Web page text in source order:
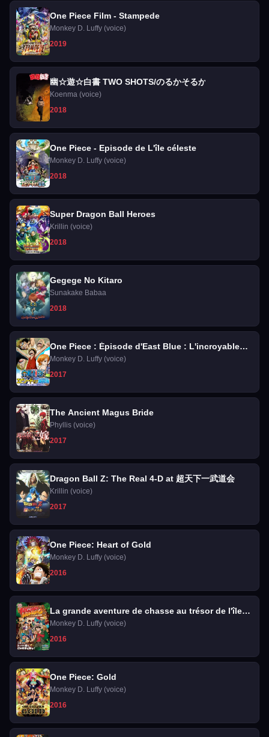
One Piece Film - Stampede
Monkey D. Luffy (voice)
2019
幽☆遊☆白書 TWO SHOTS/のるかそるか
Koenma (voice)
2018
One Piece - Episode de L'île céleste
Monkey D. Luffy (voice)
2018
Super Dragon Ball Heroes
Krillin (voice)
2018
Gegege No Kitaro
Sunakake Babaa
2018
One Piece : Épisode d'East Blue : L'incroyable
aventure de Luffy et de ses quatre nakama
Monkey D. Luffy (voice)
2017
The Ancient Magus Bride
Phyllis (voice)
2017
Dragon Ball Z: The Real 4-D at 超天下一武道会
Krillin (voice)
2017
One Piece: Heart of Gold
Monkey D. Luffy (voice)
2016
La grande aventure de chasse au trésor de l'île
de Tongari
Monkey D. Luffy (voice)
2016
One Piece: Gold
Monkey D. Luffy (voice)
2016